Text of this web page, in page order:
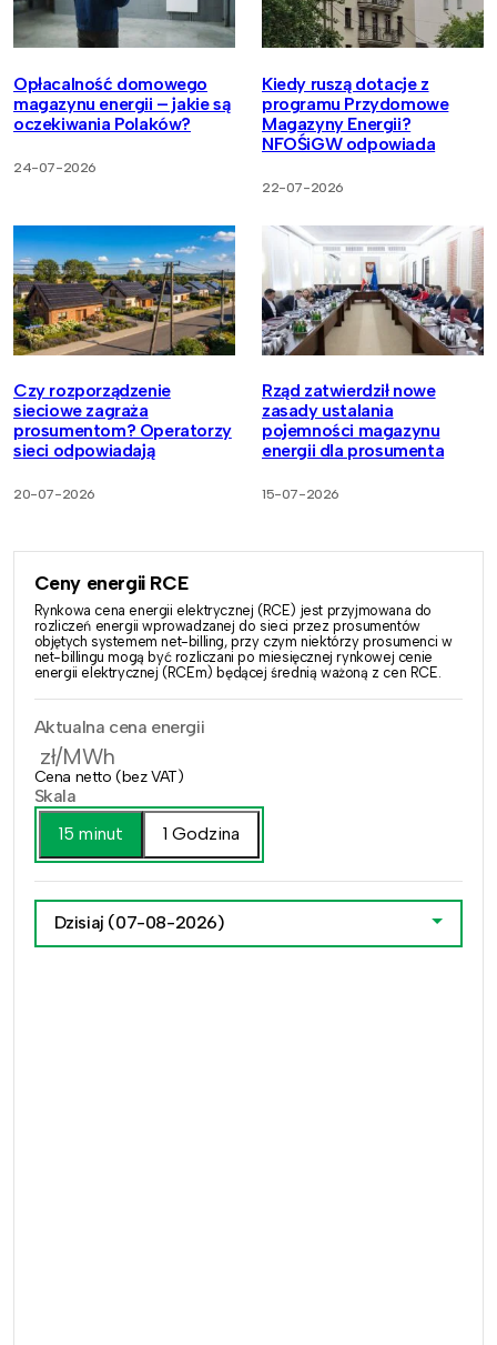
Opłacalność domowego
magazynu energii – jakie są
oczekiwania Polaków?
24-07-2026
Kiedy ruszą dotacje z
programu Przydomowe
Magazyny Energii?
NFOŚiGW odpowiada
22-07-2026
Czy rozporządzenie
sieciowe zagraża
prosumentom? Operatorzy
sieci odpowiadają
20-07-2026
Rząd zatwierdził nowe
zasady ustalania
pojemności magazynu
energii dla prosumenta
15-07-2026
Ceny energii RCE
Rynkowa cena energii elektrycznej (RCE) jest przyjmowana do
rozliczeń energii wprowadzanej do sieci przez prosumentów
objętych systemem net-billing, przy czym niektórzy prosumenci w
net-billingu mogą być rozliczani po miesięcznej rynkowej cenie
energii elektrycznej (RCEm) będącej średnią ważoną z cen RCE.
Aktualna cena energii
zł/MWh
Cena netto (bez VAT)
Skala
15 minut
1 Godzina
Dzisiaj (07-08-2026)